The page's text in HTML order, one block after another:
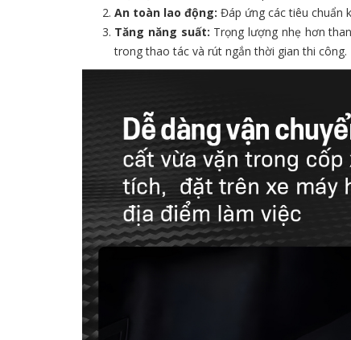
An toàn lao động: Đáp ứng các tiêu chuẩn
Tăng năng suất: Trọng lượng nhẹ hơn
trong thao tác và rút ngắn thời gian thi công.